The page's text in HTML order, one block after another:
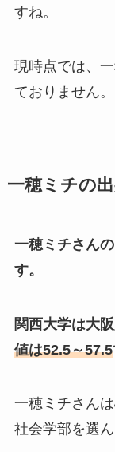
すね。
現時点では、
ておりません。
一穂ミチの
一穂ミチさん
す。
関西大学は大
値は52.5～57.5
一穂ミチさん
社会学部を選ん